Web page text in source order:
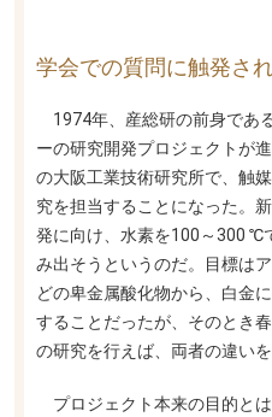
学会での質問に触発さ
1974年、産総研の前身であ
ーの研究開発プロジェクトが
の大阪工業技術研究所で、触
究を担当することになった。
発に向け、水素を100～300 ℃
み出そうというのだ。目標は
どの卑金属酸化物から、白金
することだったが、そのとき
の研究を行えば、両者の違い
プロジェクト本来の目的と